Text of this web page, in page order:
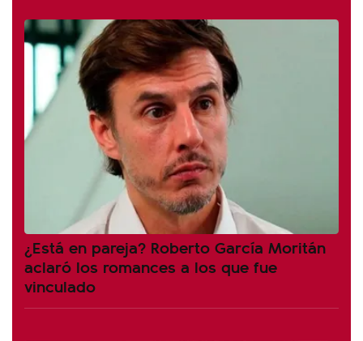
¿Está en pareja? Roberto García Moritán
aclaró los romances a los que fue
vinculado